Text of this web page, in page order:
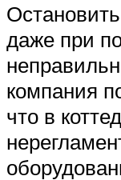
даже при
компания
что в